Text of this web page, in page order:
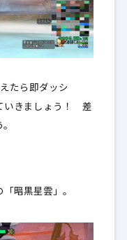
たら即ダッシ
いきましょう！ 差
暗黒星雲」。